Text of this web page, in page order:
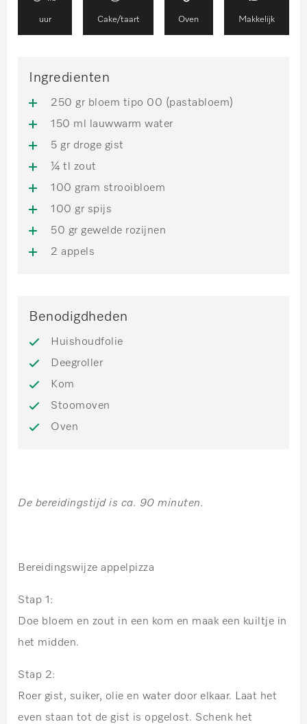
uur Cake/taart Oven Makkelijk
Ingredienten
250 gr bloem tipo 00 (pastabloem)
150 ml lauwwarm water
5 gr droge gist
¼ tl zout
100 gram strooibloem
100 gr spijs
50 gr gewelde rozijnen
2 appels
Benodigdheden
Huishoudfolie
Deegroller
Kom
Stoomoven
Oven
De bereidingstijd is ca. 90 minuten.
Bereidingswijze appelpizza
Stap 1:
Doe bloem en zout in een kom en maak een kuiltje in
het midden.
Stap 2:
Roer gist, suiker, olie en water door elkaar. Laat het
even staan tot de gist is opgelost. Schenk het